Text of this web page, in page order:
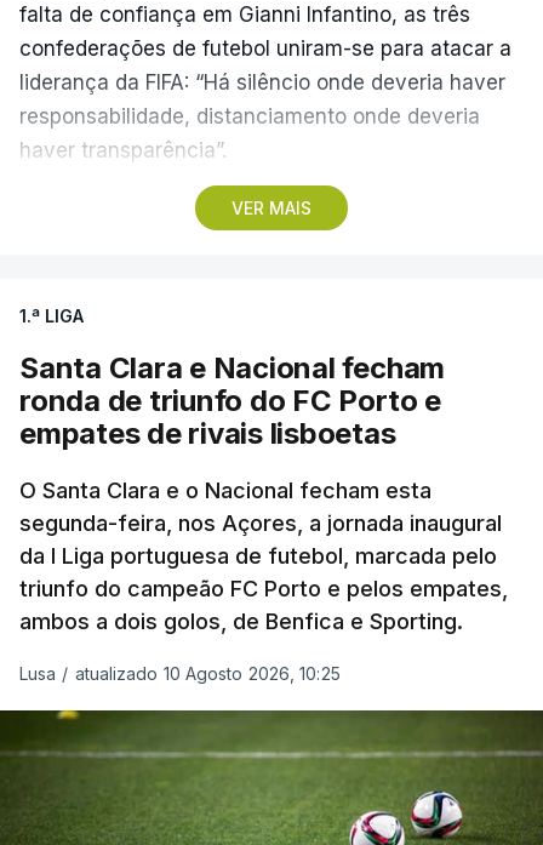
VER MAIS
falta de confiança em Gianni Infantino, as três
confederações de futebol uniram-se para atacar a
liderança da FIFA: “Há silêncio onde deveria haver
responsabilidade, distanciamento onde deveria
haver transparência”.
Numa “carta aberta à família do futebol”, os
reforçaram a sua posição crítica e voltaram a
apontar o dedo àquilo que consideram ser uma
política autocentrada
Na origem do comunicado está o plano de
Gianni Infantino de abrir as competições da FIFA
ao investimento privado.
“A liderança no futebol não é uma posse. Não se
trata de ostentar poder para o exercer. É um
engano, quando uma pessoa se coloca acima do
coletivo que lhe confiou autoridade, esse dever foi
abandonado", afirmaram.
1.ª LIGA
Santa Clara e Nacional fecham
ronda de triunfo do FC Porto e
empates de rivais lisboetas
O Santa Clara e o Nacional fecham esta
segunda-feira, nos Açores, a jornada inaugural
da I Liga portuguesa de futebol, marcada pelo
triunfo do campeão FC Porto e pelos empates,
ambos a dois golos, de Benfica e Sporting.
Lusa / atualizado 10 Agosto 2026, 10:25